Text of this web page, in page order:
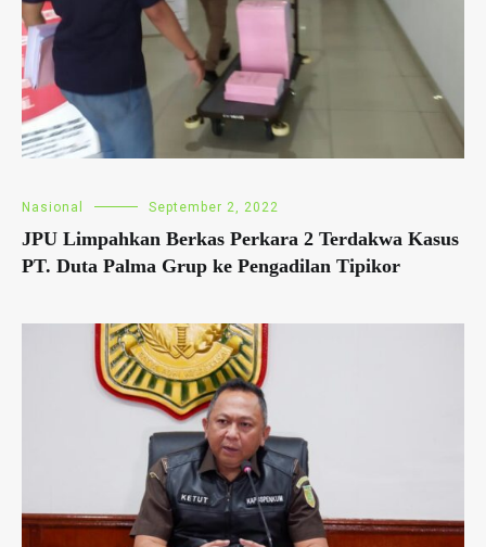
Nasional September 2, 2022
JPU Limpahkan Berkas Perkara 2 Terdakwa Kasus
PT. Duta Palma Grup ke Pengadilan Tipikor